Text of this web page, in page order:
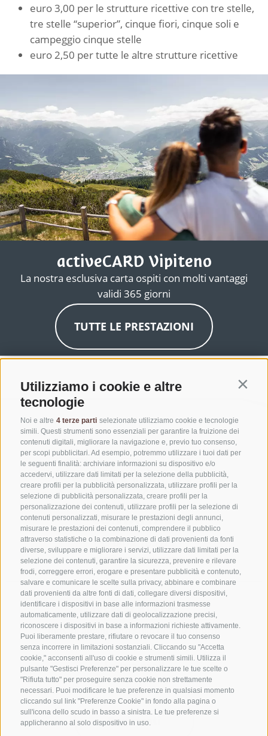
Utilizziamo i cookie e altre
tecnologie
Noi e altre 4 terze parti selezionate utilizziamo cookie e tecnologie
simili. Questi strumenti sono essenziali per garantire la fruizione dei
contenuti digitali, migliorare la navigazione e, previo tuo consenso,
per scopi pubblicitari. Ad esempio, potremmo utilizzare i tuoi dati per
le seguenti finalità: archiviare informazioni su dispositivo e/o
accedervi, utilizzare dati limitati per la selezione della pubblicità,
creare profili per la pubblicità personalizzata, utilizzare profili per la
selezione di pubblicità personalizzata, creare profili per la
personalizzazione dei contenuti, utilizzare profili per la selezione di
contenuti personalizzati, misurare le prestazioni degli annunci,
misurare le prestazioni dei contenuti, comprendere il pubblico
attraverso statistiche o la combinazione di dati provenienti da fonti
diverse, sviluppare e migliorare i servizi, utilizzare dati limitati per la
selezione dei contenuti, garantire la sicurezza, prevenire e rilevare
frodi, correggere errori, erogare e presentare pubblicità e contenuto,
salvare e comunicare le scelte sulla privacy, abbinare e combinare
dati provenienti da altre fonti di dati, collegare diversi dispositivi,
identificare i dispositivi in base alle informazioni trasmesse
automaticamente, utilizzare dati di geolocalizzazione precisi,
riconoscere i dispositivi in base a informazioni richieste attivamente.
Puoi liberamente prestare, rifiutare o revocare il tuo consenso
senza incorrere in limitazioni sostanziali. Cliccando su "Accetta
cookie," acconsenti all'uso di cookie e strumenti simili. Utilizza il
pulsante "Gestisci Preferenze" per personalizzare le tue scelte o
"Rifiuta tutto" per proseguire senza cookie non strettamente
necessari. Puoi modificare le tue preferenze in qualsiasi momento
cliccando sul link "Preferenze Cookie" in fondo alla pagina o
sull'icona dello scudo in basso a sinistra. Le tue preferenze si
applicheranno al solo dispositivo in uso.
euro 3,00 per le strutture ricettive con tre stelle,
tre stelle “superior”, cinque fiori, cinque soli e
campeggio cinque stelle
euro 2,50 per tutte le altre strutture ricettive
activeCARD Vipiteno
La nostra esclusiva carta ospiti con molti vantaggi
validi 365 giorni
TUTTE LE PRESTAZIONI
CONTATTACI
+39 0472 765325
info@vipiteno.com
NEWSLETTER
Rimani aggiornato sulle nostre offerte
Registrati